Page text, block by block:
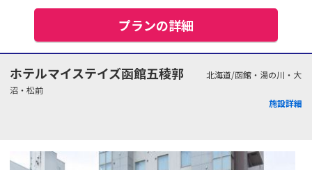
プランの詳細
ホテルマイステイズ函館五稜郭
北海道/函館・湯の川・大
沼・松前
施設詳細